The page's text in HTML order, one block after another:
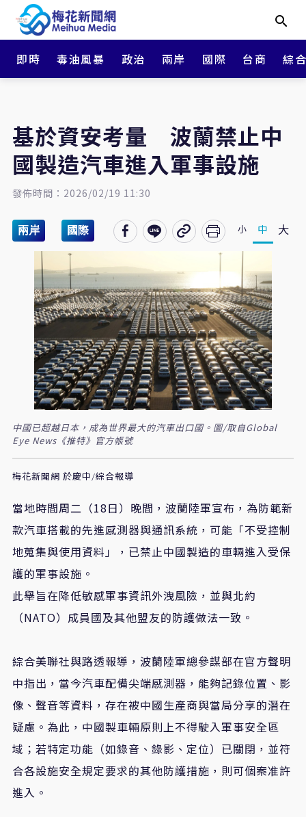
即時 毒油風暴 政治 兩岸 國際 台商 綜
基於資安考量 波蘭禁止中
國製造汽車進入軍事設施
發佈時間：2026/02/19 11:30
兩岸 國際 小 中 大
中國已超越日本，成為世界最大的汽車出口國。圖/取自Global
Eye News《推特》官方帳號
梅花新聞網 於慶中/綜合報導
當地時間周二（18日）晚間，波蘭陸軍宣布，為防範新
款汽車搭載的先進感測器與通訊系統，可能「不受控制
地蒐集與使用資料」，已禁止中國製造的車輛進入受保
護的軍事設施。
此舉旨在降低敏感軍事資訊外洩風險，並與北約
（NATO）成員國及其他盟友的防護做法一致。
綜合美聯社與路透報導，波蘭陸軍總參謀部在官方聲明
中指出，當今汽車配備尖端感測器，能夠記錄位置、影
像、聲音等資料，存在被中國生產商與當局分享的潛在
疑慮。為此，中國製車輛原則上不得駛入軍事安全區
域；若特定功能（如錄音、錄影、定位）已關閉，並符
合各設施安全規定要求的其他防護措施，則可個案准許
進入。